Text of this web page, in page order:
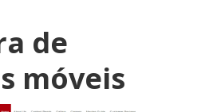
de
móveis